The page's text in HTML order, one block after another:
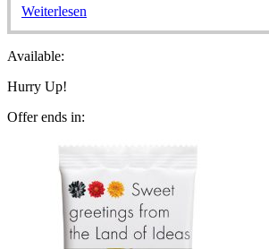
Weiterlesen
Available:
Hurry Up!
Offer ends in: